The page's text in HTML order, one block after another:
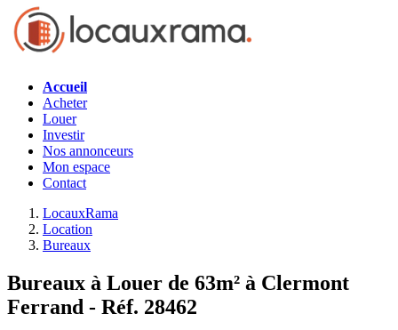
Accueil
Acheter
Louer
Investir
Nos annonceurs
Mon espace
Contact
LocauxRama
Location
Bureaux
Bureaux à Louer de 63m² à Clermont
Ferrand - Réf. 28462